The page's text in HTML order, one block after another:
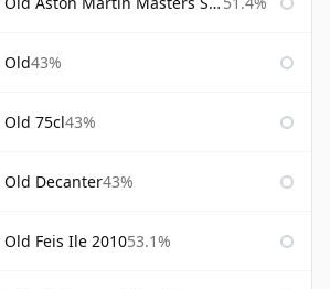
Old43%
Old 75cl43%
Old Decanter43%
Feis Ile 201053.1%